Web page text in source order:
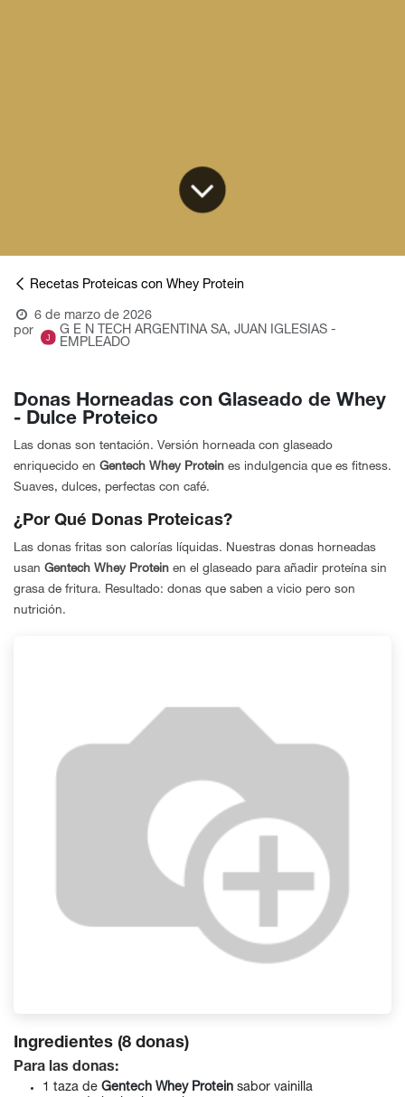
Recetas Proteicas con Whey Protein
6 de marzo de 2026
por
G E N TECH ARGENTINA SA, JUAN IGLESIAS -
EMPLEADO
Donas Horneadas con Glaseado de Whey
- Dulce Proteico
Las donas son tentación. Versión horneada con glaseado
enriquecido en Gentech Whey Protein es indulgencia que es fitness.
Suaves, dulces, perfectas con café.
¿Por Qué Donas Proteicas?
Las donas fritas son calorías líquidas. Nuestras donas horneadas
usan Gentech Whey Protein en el glaseado para añadir proteína sin
grasa de fritura. Resultado: donas que saben a vicio pero son
nutrición.
Ingredientes (8 donas)
Para las donas:
1 taza de Gentech Whey Protein sabor vainilla